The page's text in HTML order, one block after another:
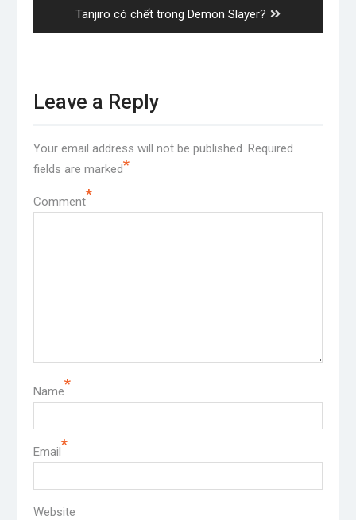
Next
post:
Tanjiro có chết trong Demon Slayer?
Leave a Reply
Your email address will not be published. Required
fields are marked*
Comment*
Name*
Email*
Website